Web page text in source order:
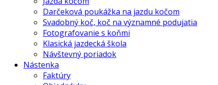
Darčeková poukážka na jazdu kočom
Svadobný koč, koč na významné podujatia
Fotografovanie s koňmi
Klasická jazdecká škola
Návštevný poriadok
Nástenka
Faktúry